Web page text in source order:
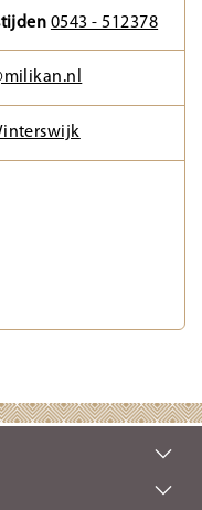
0543 - 512378